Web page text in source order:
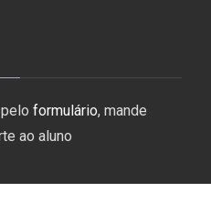
peloformulário, mande
ao aluno